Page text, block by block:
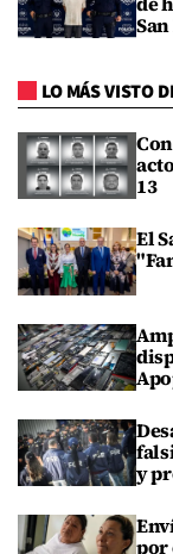
LO MÁS VISTO
13
El
y
por